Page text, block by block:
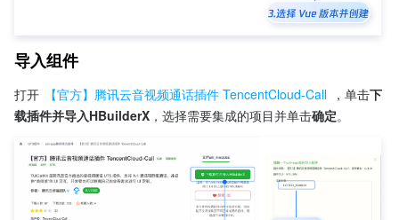
导入组件
打开 【官方】腾讯云音视频通话插件 TencentCloud-Call ，单击下
载插件并导入HBuilderX ，选择需要集成的项目并单击确定。